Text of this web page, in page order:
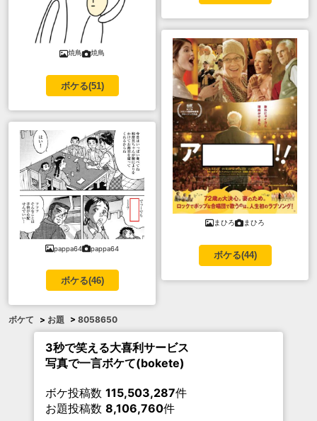
焼鳥 焼鳥
ボケる(51)
pappa64 pappa64
ボケる(46)
まひろ まひろ
ボケる(44)
ボケて > お題 > 8058650
3秒で笑える大喜利サービス
写真で一言ボケて(bokete)
ボケ投稿数 115,503,287件
お題投稿数 8,106,760件